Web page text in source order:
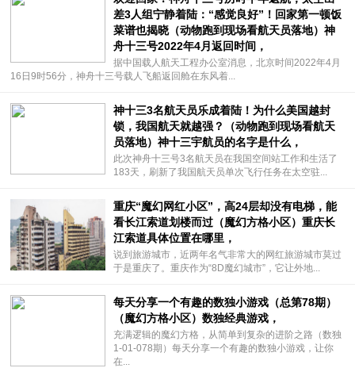
差3人组宁静着陆：“感觉良好”！回家第一顿饭
菜谱也揭晓（动物跑到现场看航天员落地）神
舟十三号2022年4月返回时间，
据中国载人航天工程办公室消息，北京时间2022年4月
16日9时56分，神舟十三号载人飞船返回舱在东风着...
神十三3名航天员乐成着陆！为什么美国越封
锁，我国航天就越强？（动物跑到现场看航天
员落地）神十三宇航员的名字是什么，
此次神舟十三号3名航天员在我国空间站工作和生活了
183天，刷新了我国航天员单次飞行任务在太空驻...
重庆“魔幻网红小区”，高24层却没有电梯，能
看长江索道划楼而过（魔幻方格小区）重庆长
江索道具体位置在哪里，
说到旅游城市，近两年名气非常大的网红旅游城市莫过
于是重庆了。重庆作为“8D魔幻城市”，它让外地...
每天分享一个有趣的数独小游戏（总第78期）
（魔幻方格小区）数独经典游戏，
充满逻辑的魔幻方格，从简单到复杂的进阶之路（数独
1-01-078期）每天分享一个有趣的数独小游戏，让你
在...